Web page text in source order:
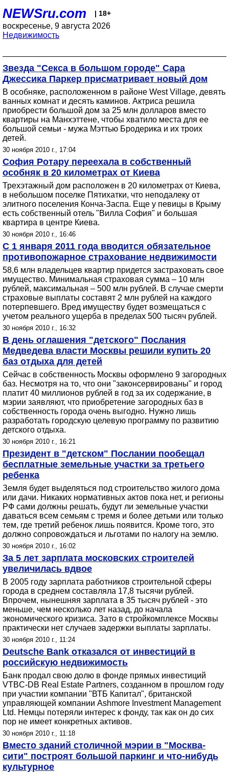
NEWSru.com | 18+
воскресенье, 9 августа 2026
Недвижимость
Звезда "Секса в большом городе" Сара
Джессика Паркер присматривает новый дом
В особняке, расположенном в районе West Village, девять
ванных комнат и десять каминов. Актриса решила
приобрести большой дом за 25 млн долларов вместо
квартиры на Манхэттене, чтобы хватило места для ее
большой семьи - мужа Мэттью Бродерика и их троих
детей.
30 ноября 2010 г., 17:04
София Ротару переехала в собственный
особняк в 20 километрах от Киева
Трехэтажный дом расположен в 20 километрах от Киева,
в небольшом поселке Пятихатки, что неподалеку от
элитного поселения Конча-Заспа. Еще у певицы в Крыму
есть собственный отель "Вилла София" и большая
квартира в центре Киева.
30 ноября 2010 г., 16:46
С 1 января 2011 года вводится обязательное
противопожарное страхование недвижимости
58,6 млн владельцев квартир придется застраховать свое
имущество. Минимальная страховая сумма – 10 млн
рублей, максимальная – 500 млн рублей. В случае смерти
страховые выплаты составят 2 млн рублей на каждого
потерпевшего. Вред имуществу будет возмещаться с
учетом реального ущерба в пределах 500 тысяч рублей.
30 ноября 2010 г., 16:32
В день оглашения "детского" Послания
Медведева власти Москвы решили купить 20
баз отдыха для детей
Сейчас в собственность Москвы оформлено 9 загородных
баз. Несмотря на то, что они "законсервированы" и город
платит 40 миллионов рублей в год за их содержание, в
мэрии заявляют, что приобретение загородных баз в
собственность города очень выгодно. Нужно лишь
разработать городскую целевую программу по развитию
детского отдыха.
30 ноября 2010 г., 16:21
Президент в "детском" Послании пообещал
бесплатные земельные участки за третьего
ребенка
Земля будет выделяться под строительство жилого дома
или дачи. Никаких нормативных актов пока нет, и регионы
РФ сами должны решать, будут ли земельные участки
даваться всем семьям с тремя и более детьми или только
тем, где третий ребенок лишь появится. Кроме того, это
должно сопровождаться и льготами по налогу на землю.
30 ноября 2010 г., 16:02
За 5 лет зарплата московских строителей
увеличилась вдвое
В 2005 году зарплата работников строительной сферы
города в среднем составляла 17,8 тысячи рублей.
Впрочем, нынешняя зарплата в 35 тысяч рублей - это
меньше, чем несколько лет назад, до начала
экономического кризиса. Зато в стройкомплексе Москвы
практически нет случаев задержки выплаты зарплаты.
30 ноября 2010 г., 11:24
Deutsche Bank отказался от инвестиций в
российскую недвижимость
Банк продал свою долю в фонде прямых инвестиций
VTBC-DB Real Estate Partners, созданном в прошлом году
при участии компании "ВТБ Капитал", британской
управляющей компании Ashmore Investment Management
Ltd. Немцы потеряли интерес к фонду, так как он до сих
пор не имеет конкретных активов.
30 ноября 2010 г., 11:18
Вместо зданий столичной мэрии в "Москва-
сити" построят большой паркинг и что-нибудь
культурное